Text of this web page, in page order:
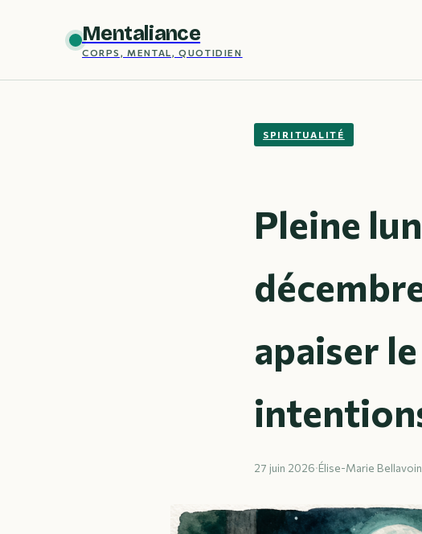
Mentaliance
CORPS, MENTAL, QUOTIDIEN
SPIRITUALITÉ
Pleine
apaiser
27 juin 2026·Élise-Marie